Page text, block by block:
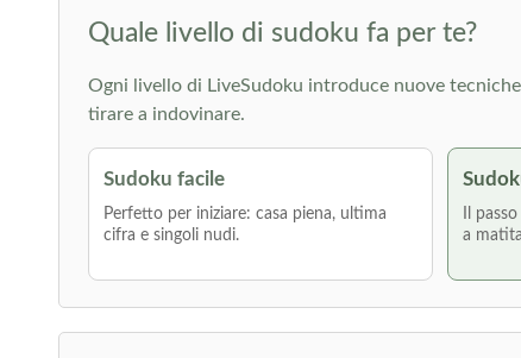
Quale livello di sudoku fa per te?
Ogni livello di LiveSudoku introduce nuove
tirare a indovinare.
Sudoku facile
Perfetto per iniziare: casa piena, ultima
cifra e singoli nudi.
Il
a